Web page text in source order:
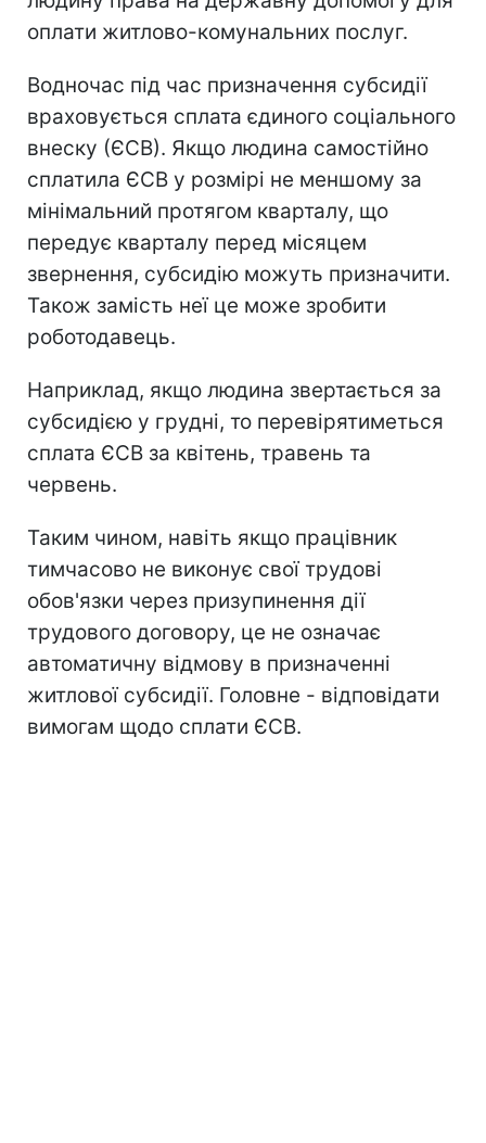
оплати житлово-комунальних послуг.
Водночас під час призначення субсидії
враховується сплата єдиного соціального
внеску (ЄСВ). Якщо людина самостійно
сплатила ЄСВ у розмірі не меншому за
мінімальний протягом кварталу, що
передує кварталу перед місяцем
звернення, субсидію можуть призначити.
Також замість неї це може зробити
роботодавець.
Наприклад, якщо людина звертається за
субсидією у грудні, то перевірятиметься
сплата ЄСВ за квітень, травень та
червень.
Таким чином, навіть якщо працівник
тимчасово не виконує свої трудові
обов'язки через призупинення дії
трудового договору, це не означає
автоматичну відмову в призначенні
житлової субсидії. Головне - відповідати
вимогам щодо сплати ЄСВ.